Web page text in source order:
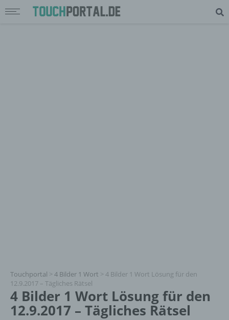
Touchportal > 4 Bilder 1 Wort > 4 Bilder 1 Wort Lösung für den
12.9.2017 – Tägliches Rätsel
4 Bilder 1 Wort Lösung für den
12.9.2017 – Tägliches Rätsel